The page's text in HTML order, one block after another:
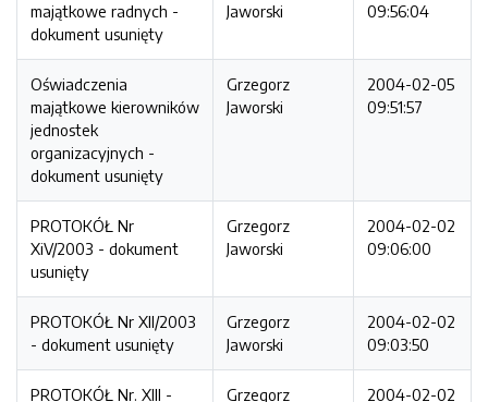
majątkowe radnych -
dokument usunięty
Jaworski
09:56:04
Oświadczenia
majątkowe kierowników
jednostek
organizacyjnych -
dokument usunięty
Grzegorz
Jaworski
2004-02-05
09:51:57
PROTOKÓŁ Nr
XiV/2003 - dokument
usunięty
Grzegorz
Jaworski
2004-02-02
09:06:00
PROTOKÓŁ Nr XII/2003
- dokument usunięty
Grzegorz
Jaworski
2004-02-02
09:03:50
PROTOKÓŁ Nr. XIII - Grzegorz 2004-02-02